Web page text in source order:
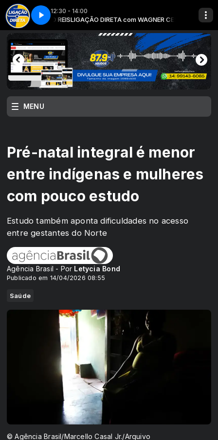
12:30 - 14:00
E BETO REIS LIGAÇÃO DIRETA com WAGNER CESAR E BETO REIS
CM D'Luxe Imports
MENU
Pré-natal integral é menor
entre indígenas e mulheres
com pouco estudo
Estudo também aponta dificuldades no acesso
entre gestantes do Norte
Agência Brasil - Por Letycia Bond
Publicado em 14/04/2026 08:55
Saúde
© Agência Brasil/Marcello Casal Jr./Arquivo